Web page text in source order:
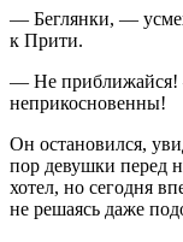
— Беглянки, —
к Прити.
— Не приближайся!
неприкосновенны!
Он остановился,
пор девушки перед
хотел, но сегодня
не решаясь даже